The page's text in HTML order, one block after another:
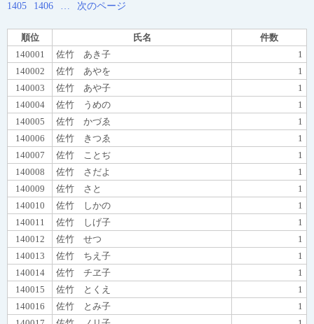
1405
1406 … 次のページ
順位 氏名
件数
140001
佐竹 あき子
1
140002
佐竹 あやを
1
140003
佐竹 あや子
1
140004
佐竹 うめの
1
140005
佐竹 かづゑ
1
140006
佐竹 きつゑ
1
140007
佐竹 ことぢ
1
140008
佐竹 さだよ
1
140009
佐竹 さと
1
140010
佐竹 しかの
1
140011
佐竹 しげ子
1
140012
佐竹 せつ
1
140013
佐竹 ちえ子
1
140014
佐竹 チヱ子
1
140015
佐竹 とくえ
1
140016
佐竹 とみ子
1